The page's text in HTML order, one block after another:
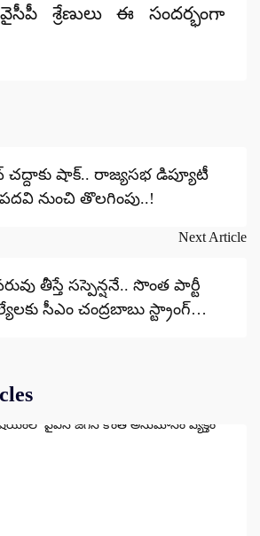
శ్రేణులు ఈ సందర్భంగా
షాక్.. రాజ్యసభ డిప్యూటీ
నుంచి తొలగింపు..!
Next Article
తీస్తే సస్పెన్షనే.. సొంత పార్టీ
సీఎం చంద్రబాబు స్ట్రాంగ్